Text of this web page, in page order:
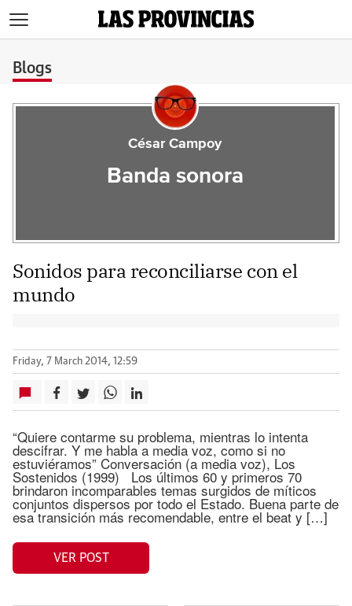
Blogs
César Campoy
Banda sonora
Sonidos para reconciliarse con el
mundo
Friday, 7 March 2014, 12:59
“Quiere contarme su problema, mientras lo intenta
descifrar. Y me habla a media voz, como si no
estuviéramos” Conversación (a media voz), Los
Sostenidos (1999) Los últimos 60 y primeros 70
brindaron incomparables temas surgidos de míticos
conjuntos dispersos por todo el Estado. Buena parte de
esa transición más recomendable, entre el beat y […]
VER POST